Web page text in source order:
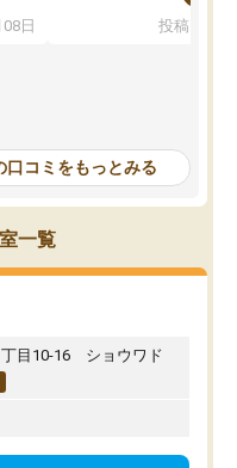
く
く
合
日
希望のある方に決めま
を教えて頂き出来ないこ
うになった、覚えられた
ころ見て、見捨てず教え
方で通ってよかったと思
投稿日：
口コミをもっとみる
一覧
目10-16 ショウワド